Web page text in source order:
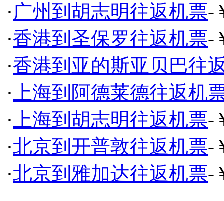
·广州到胡志明往返机票-
·香港到圣保罗往返机票-
·香港到亚的斯亚贝巴往
· 上海到阿德莱德往返机
· 上海到胡志明往返机票-
·北京到开普敦往返机票-
·北京到雅加达往返机票-